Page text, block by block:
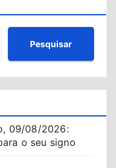
Pesquisar
09/08/2026:
o seu signo